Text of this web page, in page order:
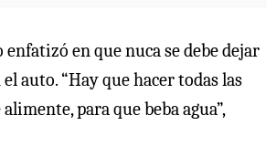
en que nuca se debe dejar
auto. “Hay que hacer todas las
para que beba agua”,